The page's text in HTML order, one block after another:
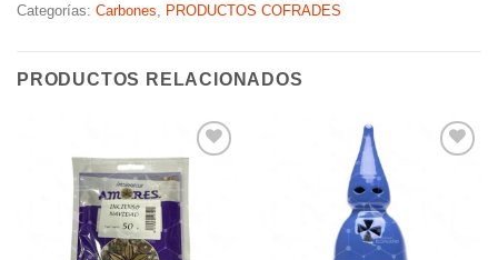
Categorías: Carbones PRODUCTOS COFRADES
PRODUCTOS RELACIONADOS